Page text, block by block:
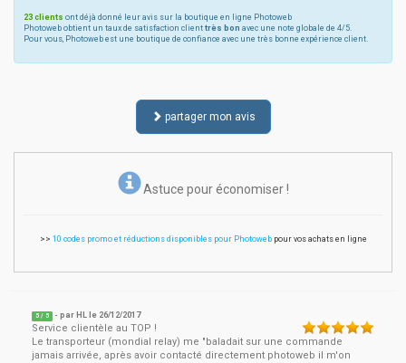
23 clients ont déjà donné leur avis sur la boutique en ligne Photoweb
Photoweb obtient un taux de satisfaction client très bon avec une note globale de 4/5.
Pour vous, Photoweb est une boutique de confiance avec une très bonne expérience client.
partager mon avis
Astuce pour économiser !
>> 10 codes promo et réductions disponibles pour Photowebpour vos achats en ligne
5 / 5 - par HL le 26/12/2017
Service clientèle au TOP !
Le transporteur (mondial relay) me "baladait sur une commande
jamais arrivée, après avoir contacté directement photoweb il m'on